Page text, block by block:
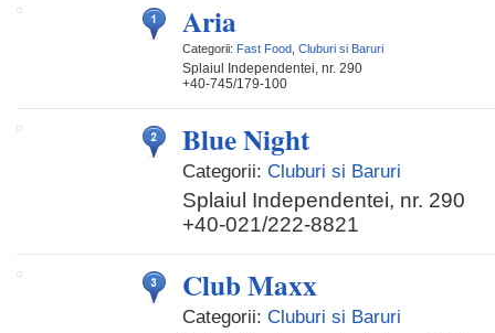
Aria
Categorii: Fast Food Cluburi si Baruri
Splaiul Independentei, nr. 290
+40-745/179-100
Blue Night
Categorii: Cluburi si Baruri
Splaiul Independentei, nr. 290
+40-021/222-8821
Club Maxx
Categorii: Cluburi si Baruri